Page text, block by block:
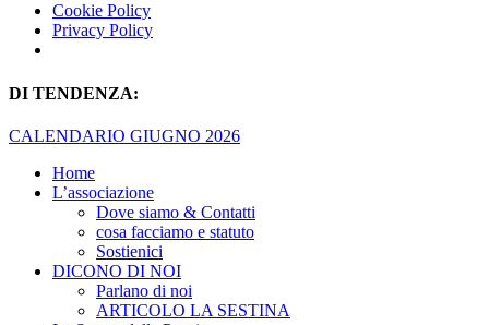
Cookie Policy
Privacy Policy
DI TENDENZA:
CALENDARIO GIUGNO 2026
Home
L’associazione
Dove siamo & Contatti
cosa facciamo e statuto
Sostienici
DICONO DI NOI
Parlano di noi
ARTICOLO LA SESTINA